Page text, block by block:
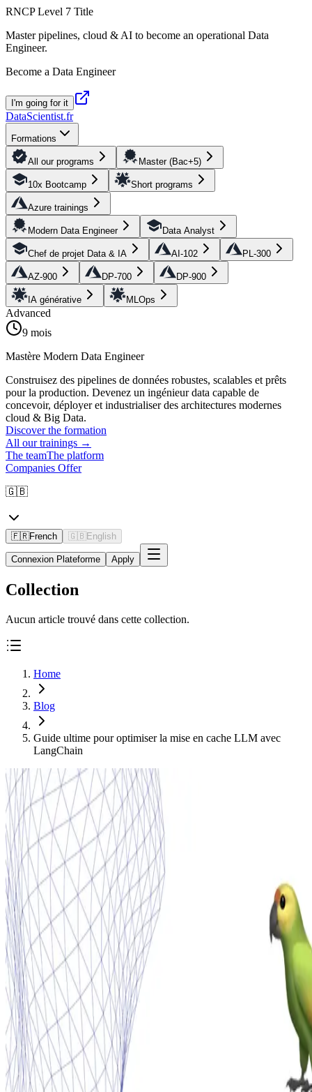
RNCP Level 7 Title
Master pipelines, cloud & AI to become an operational Data
Engineer.
Become a Data Engineer
I'm going for it
DataScientist.fr
Formations
All our programs Master (Bac+5)
10x Bootcamp Short programs
Azure trainings
Modern Data Engineer Data Analyst
Chef de projet Data & IA AI-102 PL-300
AZ-900 DP-700 DP-900
IA générative MLOps
Advanced
9 mois
Mastère Modern Data Engineer
Construisez des pipelines de données robustes, scalables et prêts
pour la production. Devenez un ingénieur data capable de
concevoir, déployer et industrialiser des architectures modernes
cloud & Big Data.
Discover the formation
All our trainings →
The teamThe platform
Companies Offer
🇬🇧
🇫🇷French 🇬🇧 English
Connexion Plateforme Apply
Collection
Aucun article trouvé dans cette collection.
Home
Blog
Guide ultime pour optimiser la mise en cache LLM avec
LangChain